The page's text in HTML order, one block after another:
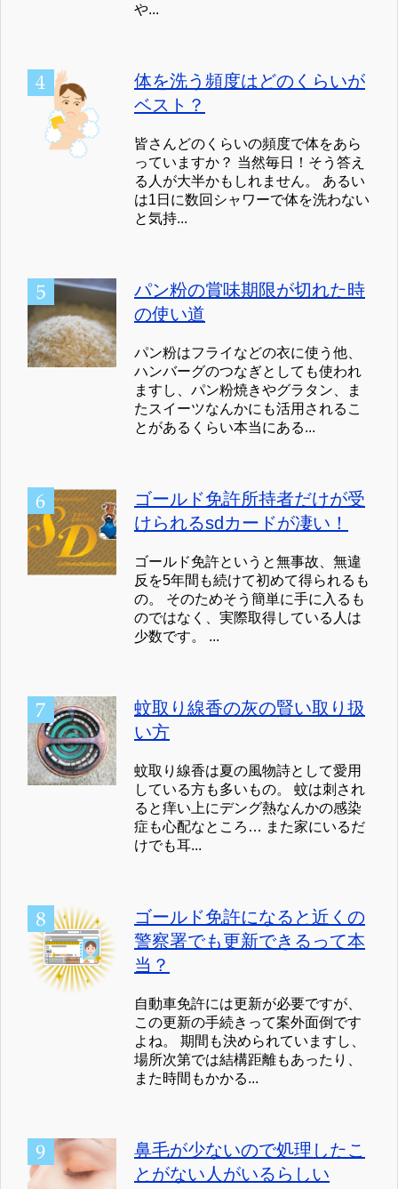
や...
体を洗う頻度はどのくらいが
ベスト？
皆さんどのくらいの頻度で体をあら
っていますか？ 当然毎日！そう答え
る人が大半かもしれません。 あるい
は1日に数回シャワーで体を洗わない
と気持...
パン粉の賞味期限が切れた時
の使い道
パン粉はフライなどの衣に使う他、
ハンバーグのつなぎとしても使われ
ますし、パン粉焼きやグラタン、ま
たスイーツなんかにも活用されるこ
とがあるくらい本当にある...
ゴールド免許所持者だけが受
けられるsdカードが凄い！
ゴールド免許というと無事故、無違
反を5年間も続けて初めて得られるも
の。 そのためそう簡単に手に入るも
のではなく、実際取得している人は
少数です。 ...
蚊取り線香の灰の賢い取り扱
い方
蚊取り線香は夏の風物詩として愛用
している方も多いもの。 蚊は刺され
ると痒い上にデング熱なんかの感染
症も心配なところ… また家にいるだ
けでも耳...
ゴールド免許になると近くの
警察署でも更新できるって本
当？
自動車免許には更新が必要ですが、
この更新の手続きって案外面倒です
よね。 期間も決められていますし、
場所次第では結構距離もあったり、
また時間もかかる...
鼻毛が少ないので処理したこ
とがない人がいるらしい